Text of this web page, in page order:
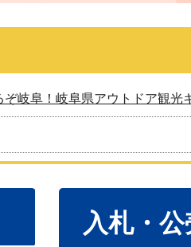
岐阜！岐阜県アウトドア観光
入札・公